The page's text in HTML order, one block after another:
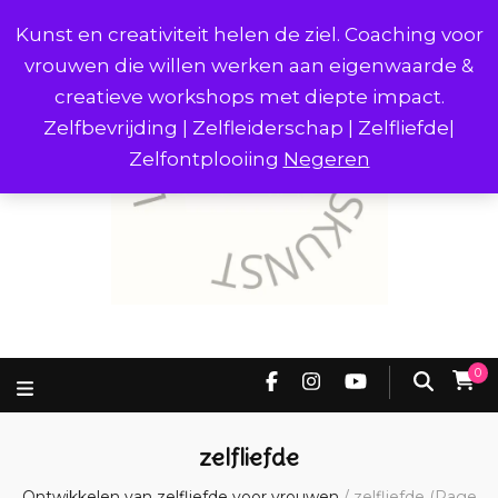
Kunst en creativiteit helen de ziel. Coaching voor
vrouwen die willen werken aan eigenwaarde &
creatieve workshops met diepte impact.
Zelfbevrijding | Zelfleiderschap | Zelfliefde|
Zelfontplooiing Negeren
0
zelfliefde